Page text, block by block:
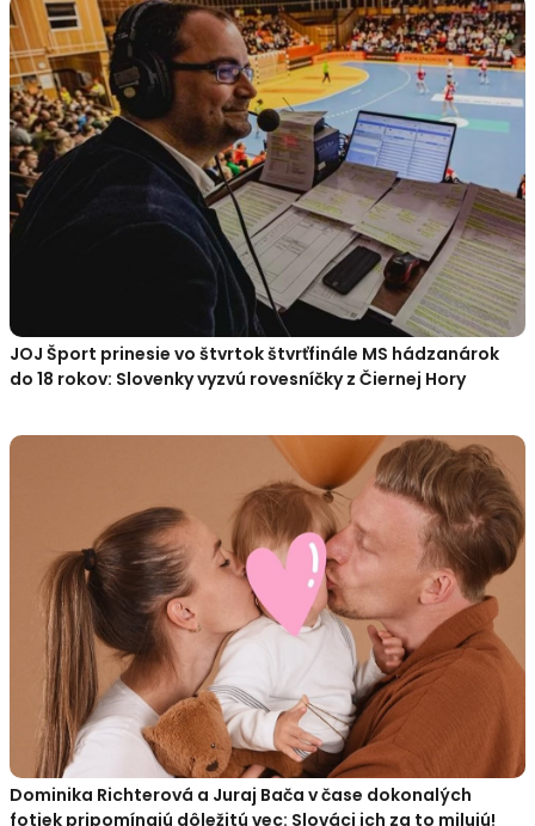
JOJ Šport prinesie vo štvrtok štvrťfinále MS hádzanárok
do 18 rokov: Slovenky vyzvú rovesníčky z Čiernej Hory
Dominika Richterová a Juraj Bača v čase dokonalých
fotiek pripomínajú dôležitú vec: Slováci ich za to milujú!